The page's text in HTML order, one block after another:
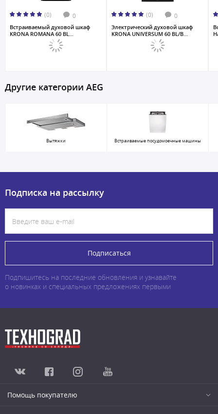
(0) 0
Встраиваемый духовой шкаф
KRONA ROMANA 60 BL...
(0) 0
Электрический духовой шкаф
KRONA UNIVERSUM 60 BL/B...
Другие категории AEG
Вытяжки Встраиваемые посудомоечные машины
Подписка на рассылку
Подписаться
Подпишитесь на последние обновления и узнавайте
о новинках и специальных предложениях первыми
Помощь покупателю